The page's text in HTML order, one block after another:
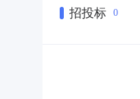
招投标 0